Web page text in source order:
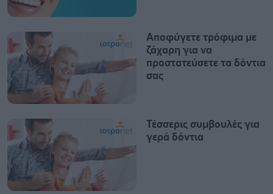
Αποφύγετε τρόφιμα με
ζάχαρη για να
προστατεύσετε τα δόντια
σας
Τέσσερις συμβουλές για
γερά δόντια